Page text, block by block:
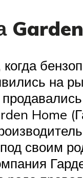
на
Home
своим